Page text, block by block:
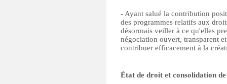
- Ayant salué la contribution
des programmes relatifs aux
désormais veiller à ce qu'elles
négociation ouvert, transparent
contribuer efficacement à la
État de droit et consolidation